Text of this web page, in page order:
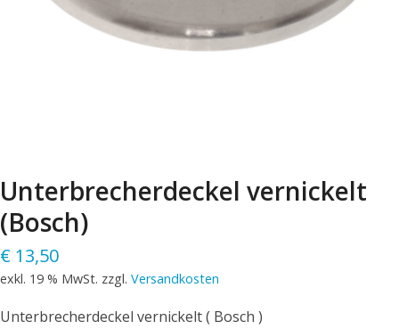
Unterbrecherdeckel vernickelt
(Bosch)
€ 13,50
exkl. 19 % MwSt. zzgl. Versandkosten
Unterbrecherdeckel vernickelt ( Bosch )